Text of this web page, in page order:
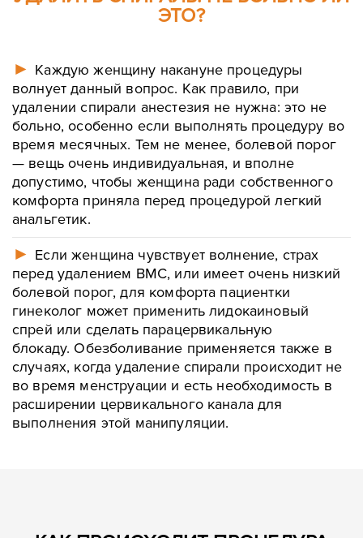
ЭТО?
► Каждую женщину накануне процедуры
волнует данный вопрос. Как правило, при
удалении спирали анестезия не нужна: это не
больно, особенно если выполнять процедуру во
время месячных. Тем не менее, болевой порог
— вещь очень индивидуальная, и вполне
допустимо, чтобы женщина ради собственного
комфорта приняла перед процедурой легкий
анальгетик.
► Если женщина чувствует волнение, страх
перед удалением ВМС, или имеет очень низкий
болевой порог, для комфорта пациентки
гинеколог может применить лидокаиновый
спрей или сделать парацервикальную
блокаду. Обезболивание применяется также в
случаях, когда удаление спирали происходит не
во время менструации и есть необходимость в
расширении цервикального канала для
выполнения этой манипуляции.
Оставить контакты
Оставить контакты